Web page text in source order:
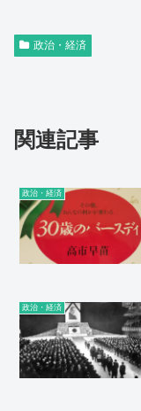
政治・経済
関連記事
政治・経済
政治・経済